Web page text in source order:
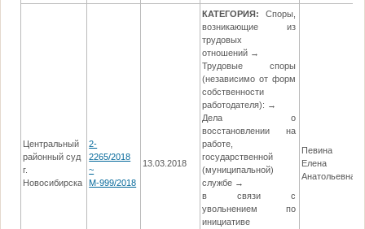
Центральный
районный суд
г.
Новосибирска
2-
2265/2018
~
М-999/2018
13.03.2018
КАТЕГОРИЯ:
Споры,
возникающие из
трудовых
отношений →
Трудовые споры
(независимо от форм
собственности
работодателя): →
Дела о
восстановлении на
работе,
государственной
(муниципальной)
службе →
в связи с
увольнением по
инициативе
Певина
Елена
Анатольевна